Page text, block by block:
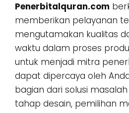
Penerbitalquran.com
memberikan pelayanan
mengutamakan kualitas
waktu dalam proses
untuk menjadi mitra
dapat dipercaya oleh
bagian dari solusi masalah
tahap desain, pemilihan